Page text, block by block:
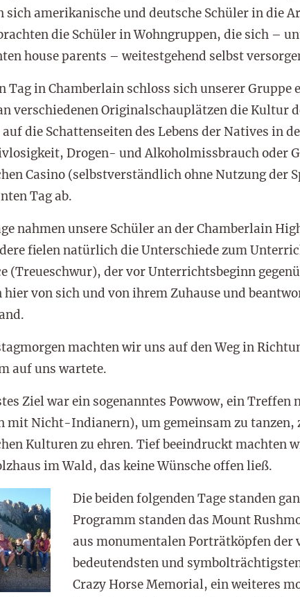
sich amerikanische und deutsche Schüler in die
die Schüler in Wohngruppen, die sich –
house parents – weitestgehend selbst
Tag in Chamberlain schloss sich unserer
verschiedenen Originalschauplätzen die Kultur
die Schattenseiten des Lebens der Natives in
Drogen- und Alkoholmissbrauch oder
Casino (selbstverständlich ohne Nutzung der
Tag ab.
nahmen unsere Schüler an der Chamberlain
fielen natürlich die Unterschiede zum
(Treueschwur), der vor Unterrichtsbeginn
hier von sich und von ihrem Zuhause und
machten wir uns auf den Weg in
auf uns wartete.
Ziel war ein sogenanntes Powwow, ein
mit Nicht-Indianern), um gemeinsam zu tanzen,
Kulturen zu ehren. Tief beeindruckt machten
im Wald, das keine Wünsche offen ließ.
Die beiden folgenden Tage standen
Programm standen das Mount
aus monumentalen Porträtköpfen der
bedeutendsten und
Crazy Horse Memorial, ein weiteres